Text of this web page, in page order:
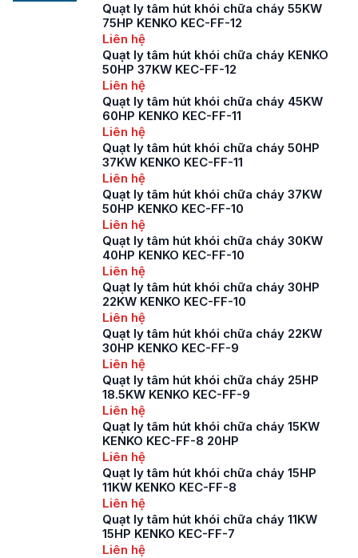
Quạt ly tâm hút khói chữa cháy 55KW
75HP KENKO KEC-FF-12
Liên hệ
Quạt ly tâm hút khói chữa cháy KENKO
50HP 37KW KEC-FF-12
Liên hệ
Quạt ly tâm hút khói chữa cháy 45KW
60HP KENKO KEC-FF-11
Liên hệ
Quạt ly tâm hút khói chữa cháy 50HP
37KW KENKO KEC-FF-11
Liên hệ
Quạt ly tâm hút khói chữa cháy 37KW
50HP KENKO KEC-FF-10
Liên hệ
Quạt ly tâm hút khói chữa cháy 30KW
40HP KENKO KEC-FF-10
Liên hệ
Quạt ly tâm hút khói chữa cháy 30HP
22KW KENKO KEC-FF-10
Liên hệ
Quạt ly tâm hút khói chữa cháy 22KW
30HP KENKO KEC-FF-9
Liên hệ
Quạt ly tâm hút khói chữa cháy 25HP
18.5KW KENKO KEC-FF-9
Liên hệ
Quạt ly tâm hút khói chữa cháy 15KW
KENKO KEC-FF-8 20HP
Liên hệ
Quạt ly tâm hút khói chữa cháy 15HP
11KW KENKO KEC-FF-8
Liên hệ
Quạt ly tâm hút khói chữa cháy 11KW
15HP KENKO KEC-FF-7
Liên hệ